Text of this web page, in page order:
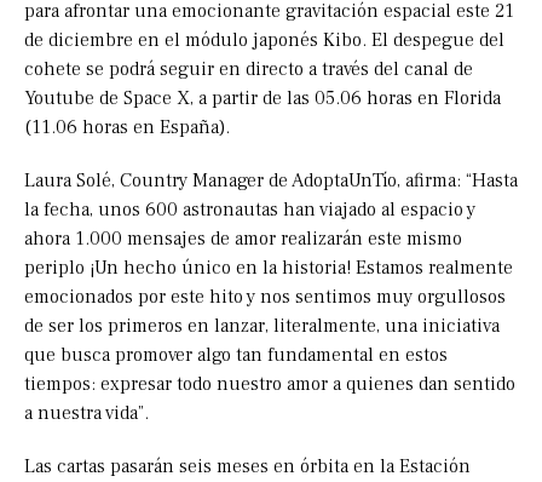
para afrontar una emocionante gravitación espacial este 21
de diciembre en el módulo japonés Kibo. El despegue del
cohete se podrá seguir en directo a través del canal de
Youtube de Space X, a partir de las 05.06 horas en Florida
(11.06 horas en España).
Laura Solé, Country Manager de AdoptaUnTío, afirma: “Hasta
la fecha, unos 600 astronautas han viajado al espacio y
ahora 1.000 mensajes de amor realizarán este mismo
periplo ¡Un hecho único en la historia! Estamos realmente
emocionados por este hito y nos sentimos muy orgullosos
de ser los primeros en lanzar, literalmente, una iniciativa
que busca promover algo tan fundamental en estos
tiempos: expresar todo nuestro amor a quienes dan sentido
a nuestra vida”.
Las cartas pasarán seis meses en órbita en la Estación